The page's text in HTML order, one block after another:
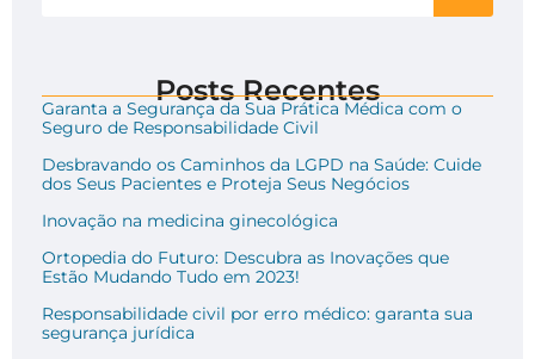
Posts Recentes
Garanta a Segurança da Sua Prática Médica com o
Seguro de Responsabilidade Civil
Desbravando os Caminhos da LGPD na Saúde: Cuide
dos Seus Pacientes e Proteja Seus Negócios
Inovação na medicina ginecológica
Ortopedia do Futuro: Descubra as Inovações que
Estão Mudando Tudo em 2023!
Responsabilidade civil por erro médico: garanta sua
segurança jurídica